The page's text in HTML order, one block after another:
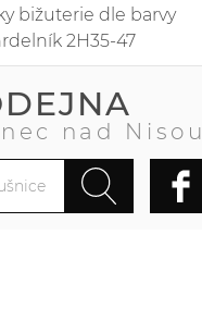
bižuterie dle barvy
2H35-47
nad Nisou